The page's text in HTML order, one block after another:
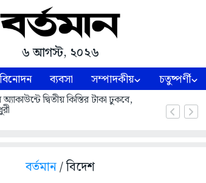
৬ আগস্ট, ২০২৬
বিনোদন ব্যবসা সম্পাদকীয় চতুষ্পর্ণী
দ্বিতীয় কিস্তির টাকা ঢুকবে,
বর্তমান/ বিদেশ